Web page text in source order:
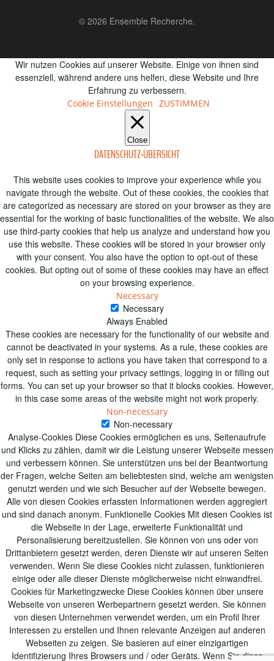
© 2026 Ensemble Recherche.
Wir nutzen Cookies auf unserer Website. Einige von ihnen sind
essenziell, während andere uns helfen, diese Website und Ihre
Erfahrung zu verbessern.
Cookie Einstellungen ZUSTIMMEN
Close
DATENSCHUTZ-ÜBERSICHT
This website uses cookies to improve your experience while you
navigate through the website. Out of these cookies, the cookies that
are categorized as necessary are stored on your browser as they are
essential for the working of basic functionalities of the website. We also
use third-party cookies that help us analyze and understand how you
use this website. These cookies will be stored in your browser only
with your consent. You also have the option to opt-out of these
cookies. But opting out of some of these cookies may have an effect
on your browsing experience.
Necessary
Necessary
Always Enabled
These cookies are necessary for the functionality of our website and
cannot be deactivated in your systems. As a rule, these cookies are
only set in response to actions you have taken that correspond to a
request, such as setting your privacy settings, logging in or filling out
forms. You can set up your browser so that it blocks cookies. However,
in this case some areas of the website might not work properly.
Non-necessary
Non-necessary
Analyse-Cookies Diese Cookies ermöglichen es uns, Seitenaufrufe
und Klicks zu zählen, damit wir die Leistung unserer Webseite messen
und verbessern können. Sie unterstützen uns bei der Beantwortung
der Fragen, welche Seiten am beliebtesten sind, welche am wenigsten
genutzt werden und wie sich Besucher auf der Webseite bewegen.
Alle von diesen Cookies erfassten Informationen werden aggregiert
und sind danach anonym. Funktionelle Cookies Mit diesen Cookies ist
die Webseite in der Lage, erweiterte Funktionalität und
Personalisierung bereitzustellen. Sie können von uns oder von
Drittanbietern gesetzt werden, deren Dienste wir auf unseren Seiten
verwenden. Wenn Sie diese Cookies nicht zulassen, funktionieren
einige oder alle dieser Dienste möglicherweise nicht einwandfrei.
Cookies für Marketingzwecke Diese Cookies können über unsere
Webseite von unseren Werbepartnern gesetzt werden. Sie können
von diesen Unternehmen verwendet werden, um ein Profil Ihrer
Interessen zu erstellen und Ihnen relevante Anzeigen auf anderen
Webseiten zu zeigen. Sie basieren auf einer einzigartigen
Identifizierung Ihres Browsers und / oder Geräts. Wenn Sie diese